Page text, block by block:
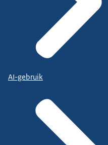
AI-gebruik